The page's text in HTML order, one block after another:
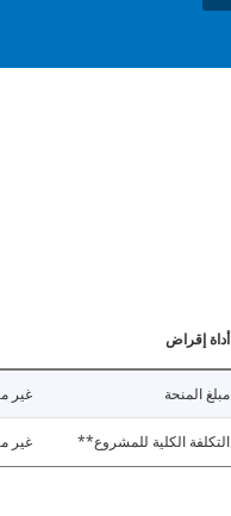
أداة إقراض
مبلغ المنحة غير
التكلفة الكلية للمشروع** غير